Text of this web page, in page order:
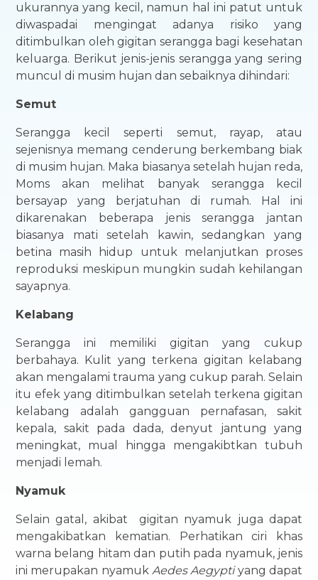
ukurannya yang kecil, namun hal ini patut untuk
diwaspadai mengingat adanya risiko yang
ditimbulkan oleh gigitan serangga bagi kesehatan
keluarga. Berikut jenis-jenis serangga yang sering
muncul di musim hujan dan sebaiknya dihindari:
Semut
Serangga kecil seperti semut, rayap, atau
sejenisnya memang cenderung berkembang biak
di musim hujan. Maka biasanya setelah hujan reda,
Moms akan melihat banyak serangga kecil
bersayap yang berjatuhan di rumah. Hal ini
dikarenakan beberapa jenis serangga jantan
biasanya mati setelah kawin, sedangkan yang
betina masih hidup untuk melanjutkan proses
reproduksi meskipun mungkin sudah kehilangan
sayapnya.
Kelabang
Serangga ini memiliki gigitan yang cukup
berbahaya. Kulit yang terkena gigitan kelabang
akan mengalami trauma yang cukup parah. Selain
itu efek yang ditimbulkan setelah terkena gigitan
kelabang adalah gangguan pernafasan, sakit
kepala, sakit pada dada, denyut jantung yang
meningkat, mual hingga mengakibtkan tubuh
menjadi lemah.
Nyamuk
Selain gatal, akibat gigitan nyamuk juga dapat
mengakibatkan kematian. Perhatikan ciri khas
warna belang hitam dan putih pada nyamuk, jenis
ini merupakan nyamuk Aedes Aegyptiyang dapat